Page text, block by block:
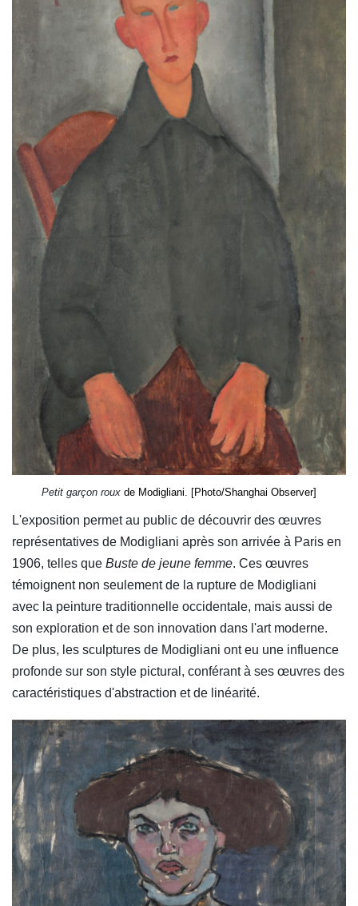
Petit garçon roux de Modigliani. [Photo/Shanghai Observer]
L'exposition permet au public de découvrir des œuvres
représentatives de Modigliani après son arrivée à Paris en
1906, telles que Buste de jeune femme. Ces œuvres
témoignent non seulement de la rupture de Modigliani
avec la peinture traditionnelle occidentale, mais aussi de
son exploration et de son innovation dans l'art moderne.
De plus, les sculptures de Modigliani ont eu une influence
profonde sur son style pictural, conférant à ses œuvres des
caractéristiques d'abstraction et de linéarité.